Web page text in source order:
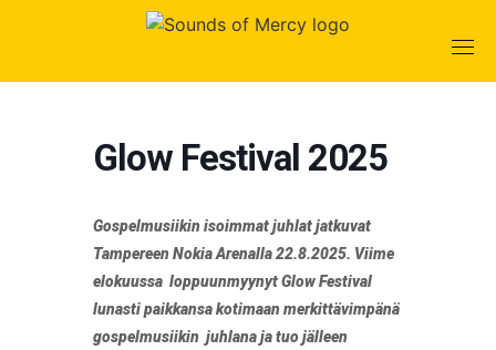
Glow Festival 2025
Gospelmusiikin isoimmat juhlat jatkuvat
Tampereen Nokia Arenalla 22.8.2025. Viime
elokuussa loppuunmyynyt Glow Festival
lunasti paikkansa kotimaan merkittävimpänä
gospelmusiikin juhlana ja tuo jälleen